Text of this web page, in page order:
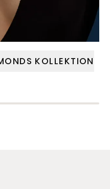
KOLLEKTION